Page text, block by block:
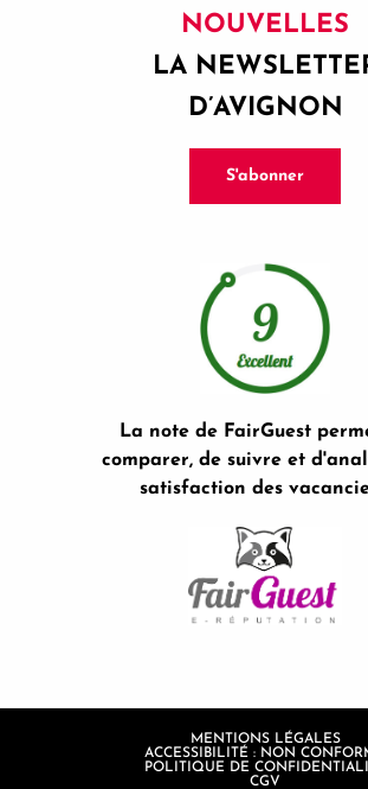
NOUVELLES
LA
D’AVIGNON
S'abonner
La note de FairGuest
comparer, de suivre et
satisfaction des
MENTIONS LÉGALES
ACCESSIBILITÉ : NON
POLITIQUE DE
CGV